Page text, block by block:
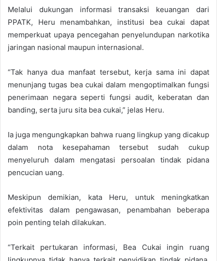
Melalui dukungan informasi transaksi keuangan dari
PPATK, Heru menambahkan, institusi bea cukai dapat
memperkuat upaya pencegahan penyelundupan narkotika
jaringan nasional maupun internasional.
“Tak hanya dua manfaat tersebut, kerja sama ini dapat
menunjang tugas bea cukai dalam mengoptimalkan fungsi
penerimaan negara seperti fungsi audit, keberatan dan
banding, serta juru sita bea cukai,” jelas Heru.
Ia juga mengungkapkan bahwa ruang lingkup yang dicakup
dalam nota kesepahaman tersebut sudah cukup
menyeluruh dalam mengatasi persoalan tindak pidana
pencucian uang.
Meskipun demikian, kata Heru, untuk meningkatkan
efektivitas dalam pengawasan, penambahan beberapa
poin penting telah dilakukan.
“Terkait pertukaran informasi, Bea Cukai ingin ruang